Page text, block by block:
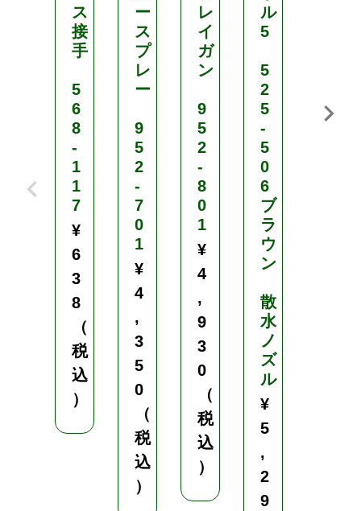
ス
接
手
5
6
8
-
1
1
7
¥
6
3
8
（
税
込
）
ー
ス
プ
レ
ー
9
5
2
-
7
0
1
¥
4
,
3
5
0
（
税
込
）
レ
イ
ガ
ン
9
5
2
-
8
0
1
¥
4
,
9
3
0
（
税
込
）
ル
5
5
2
5
-
5
0
6
ブ
ラ
ウ
ン
散
水
ノ
ズ
ル
¥
5
,
2
9